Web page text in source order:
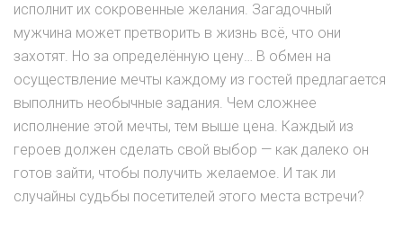
исполнит их сокровенные желания. Загадочный
мужчина может претворить в жизнь всё, что они
захотят. Но за определённую цену… В обмен на
осуществление мечты каждому из гостей предлагается
выполнить необычные задания. Чем сложнее
исполнение этой мечты, тем выше цена. Каждый из
героев должен сделать свой выбор — как далеко он
готов зайти, чтобы получить желаемое. И так ли
случайны судьбы посетителей этого места встречи?